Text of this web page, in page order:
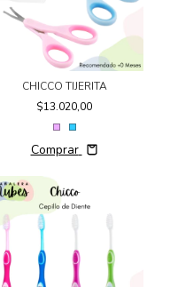
CHICCO TIJERITA
$13.020,00
Comprar